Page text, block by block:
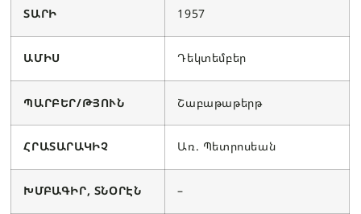
ՏԱՐԻ 1957
ԱՄԻՍ Դեկտեմբեր
ՊԱՐԲԵՐ/ԹՅՈՒՆ Շաբաթաթերթ
ՀՐԱՏԱՐԱԿԻՉ Առ. Պետրոսեան
ԽՄԲԱԳԻՐ, ՏՆՕՐԷՆ –